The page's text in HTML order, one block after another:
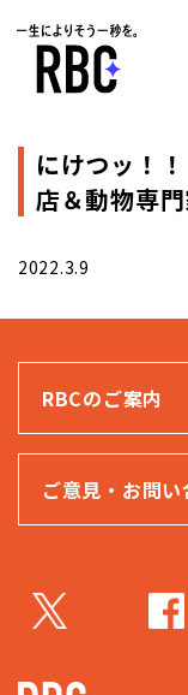
にけつッ！
店＆動物専
2022.3.9
RBCのご案内
ご意見・お問い